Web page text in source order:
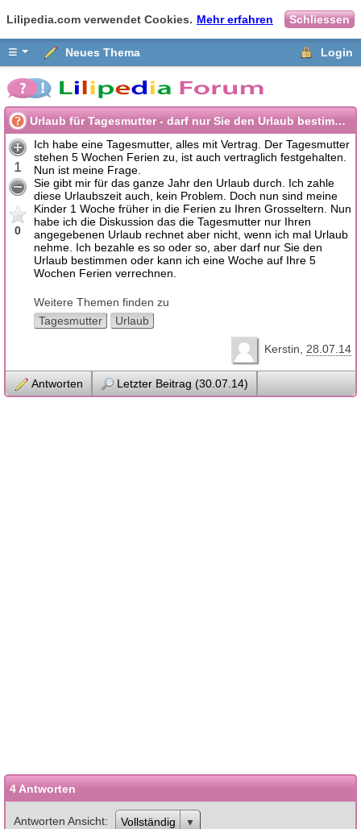
Lilipedia.com verwendet Cookies. Mehr erfahren Schliessen
≡ Neues Thema Login
Urlaub für Tagesmutter - darf nur Sie den Urlaub bestimmen?
1
0
Ich habe eine Tagesmutter, alles mit Vertrag. Der Tagesmutter
stehen 5 Wochen Ferien zu, ist auch vertraglich festgehalten.
Nun ist meine Frage.
Sie gibt mir für das ganze Jahr den Urlaub durch. Ich zahle
diese Urlaubszeit auch, kein Problem. Doch nun sind meine
Kinder 1 Woche früher in die Ferien zu Ihren Grosseltern. Nun
habe ich die Diskussion das die Tagesmutter nur Ihren
angegebenen Urlaub rechnet aber nicht, wenn ich mal Urlaub
nehme. Ich bezahle es so oder so, aber darf nur Sie den
Urlaub bestimmen oder kann ich eine Woche auf Ihre 5
Wochen Ferien verrechnen.
Weitere Themen finden zu
Tagesmutter
Urlaub
Kerstin 28.07.14
Antworten Letzter Beitrag (30.07.14)
4 Antworten
Antworten Ansicht Vollständig